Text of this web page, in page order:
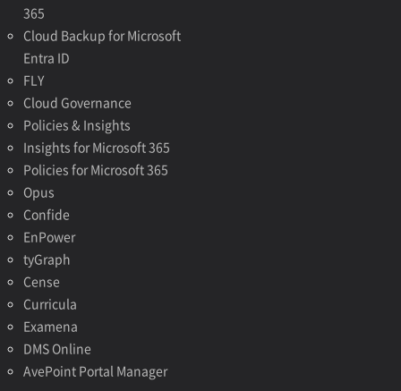
365
Cloud Backup for Microsoft
Entra ID
FLY
Cloud Governance
Policies & Insights
Insights for Microsoft 365
Policies for Microsoft 365
Opus
Confide
EnPower
tyGraph
Cense
Curricula
Examena
DMS Online
AvePoint Portal Manager